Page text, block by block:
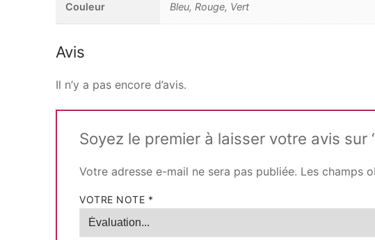
Couleur Bleu, Rouge, Vert
Avis
Il n’y a pas encore d’avis.
Soyez le premier à laisser votre avis sur
Votre adresse e-mail ne sera pas publiée. Les champs
VOTRE NOTE *